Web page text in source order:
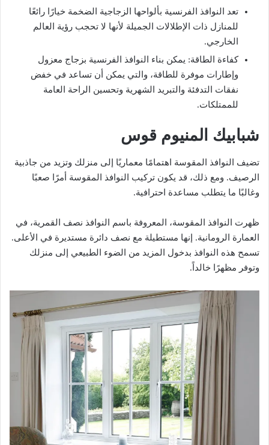
تعد النوافذ الفرنسية بألواحها الزجاجية الضخمة خيارًا رائعًا
للمنازل ذات الإطلالات الجميلة لأنها لا تحجب رؤية العالم
الخارجي.
كفاءة الطاقة: يمكن بناء النوافذ الفرنسية بزجاج معزول
وإطارات موفرة للطاقة، والتي يمكن أن تساعد في خفض
نفقات التدفئة والتبريد الشهرية وتحسين الراحة العامة
للممتلكات.
شبابيك المنيوم قوس
تضيف النوافذ المقوسة اهتمامًا معماريًا إلى منزلك وتزيد من جاذبية
الرصيف. ومع ذلك، قد يكون تركيب النوافذ المقوسة أمرًا صعبًا
وغالبًا ما يتطلب مساعدة احترافية.
ظهرت النوافذ المقوسة، المعروفة باسم النوافذ نصف القمرية، في
العمارة الرومانية. إنها مستطيلة مع نصف دائرة مستديرة في الأعلى.
تسمح هذه النوافذ بدخول المزيد من الضوء الطبيعي إلى منزلك
وتوفر مظهرًا خالداً.